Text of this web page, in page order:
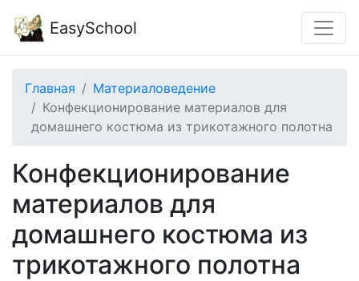
EasySchool
Главная
Материаловедение
Конфекционирование материалов для
домашнего костюма из трикотажного полотна
Конфекционирование
материалов для
домашнего костюма из
трикотажного полотна